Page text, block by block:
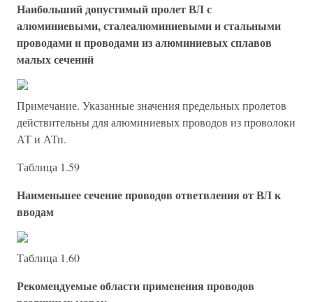
Наибольший допустимый пролет ВЛ с
алюминиевыми, сталеалюминиевыми и стальными
проводами и проводами из алюминиевых сплавов
малых сечений
Примечание. Указанные значения предельных пролетов
действительны для алюминиевых проводов из проволоки
АТ и АТп.
Таблица 1.59
Наименьшее сечение проводов ответвления от ВЛ к
вводам
Таблица 1.60
Рекомендуемые области применения проводов